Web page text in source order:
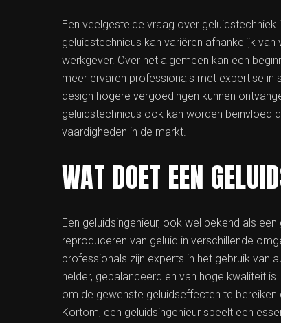
Een veelgestelde vraag over geluidstechniek
geluidstechnicus kan variëren afhankelijk
werkgever. Over het algemeen kan een
meer ervaren professionals met expertise
design hogere vergoedingen kunnen
geluidstechnicus ook kan worden beïnvloed
vaardigheden in de markt.
WAT DOET EEN
Een geluidsingenieur, ook wel bekend als
reproduceren van geluid in verschillende
professionals zijn experts in het gebruik van
helder, gebalanceerd en van hoge kwaliteit
om de gewenste geluidseffecten te
Kortom, een geluidsingenieur speelt een